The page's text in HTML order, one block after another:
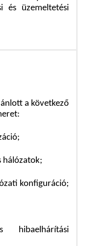
és üzemeltetési
a következő
hálózatok;
konfiguráció;
hibaelhárítási